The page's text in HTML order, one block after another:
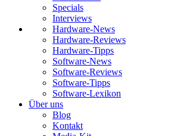
Specials
Interviews
Hardware-News
Hardware-Reviews
Hardware-Tipps
Software-News
Software-Reviews
Software-Tipps
Software-Lexikon
Über uns
Blog
Kontakt